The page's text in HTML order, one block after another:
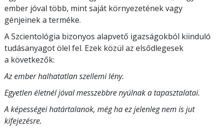
ember jóval több, mint saját környezetének vagy
génjeinek a terméke.
A Szcientológia bizonyos alapvető igazságokból kiinduló
tudásanyagot ölel fel. Ezek közül az elsődlegesek
a következők:
Az ember halhatatlan szellemi lény.
Egyetlen életnél jóval messzebbre nyúlnak a tapasztalatai.
A képességei határtalanok, még ha ez jelenleg nem is jut
kifejezésre.